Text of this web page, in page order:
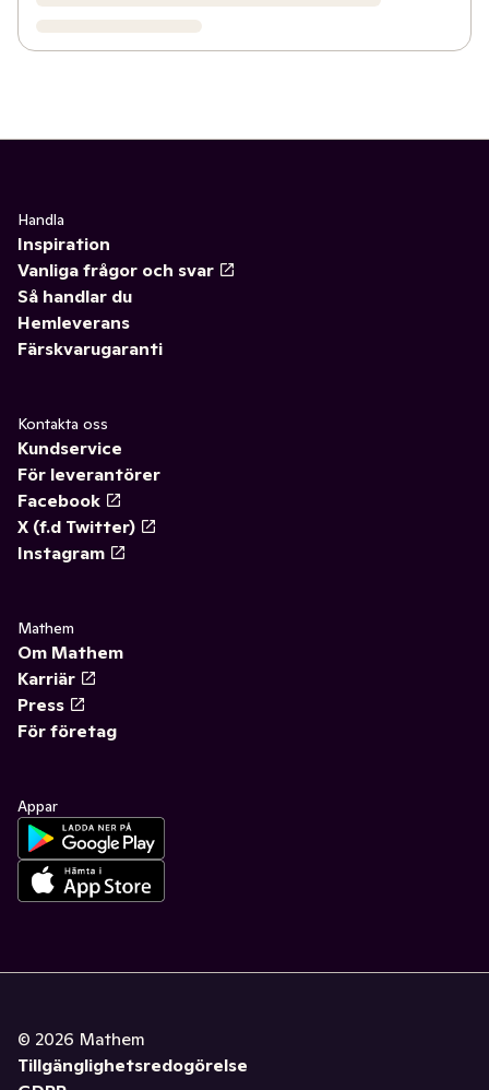
Handla
Inspiration
Vanliga frågor och svar
Så handlar du
Hemleverans
Färskvarugaranti
Kontakta oss
Kundservice
För leverantörer
Facebook
X (f.d Twitter)
Instagram
Mathem
Om Mathem
Karriär
Press
För företag
Appar
© 2026 Mathem
Tillgänglighetsredogörelse